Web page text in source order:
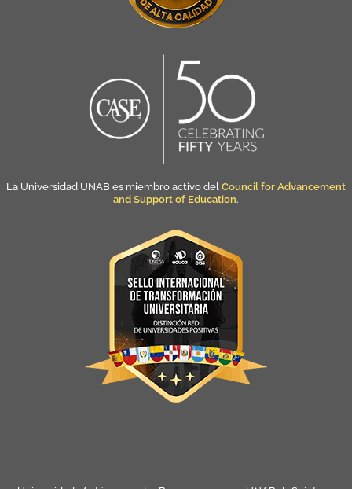
La Universidad UNAB es miembro activo del Council for Advancement
and Support of Education.